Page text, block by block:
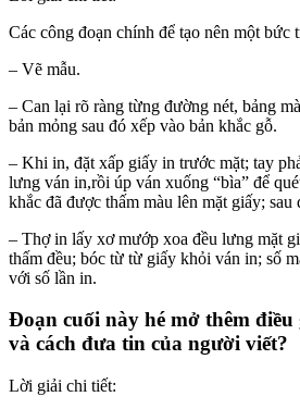
Các công đoạn chính để tạo nên một
– Vẽ mẫu.
– Can lại rõ ràng từng đường nét, bảng
bản mỏng sau đó xếp vào bản khắc gỗ.
– Khi in, đặt xấp giấy in trước mặt; tay
lưng ván in,rồi úp ván xuống “bìa” để
khắc đã được thấm màu lên mặt giấy;
– Thợ in lấy xơ mướp xoa đều lưng mặt
thấm đều; bóc từ từ giấy khỏi ván in; số
với số lần in.
Đoạn cuối này hé mở thêm
và cách đưa tin của người viết?
Lời giải chi tiết: